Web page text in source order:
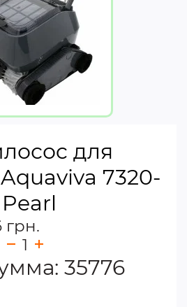
для
7320-
грн.
1
35776